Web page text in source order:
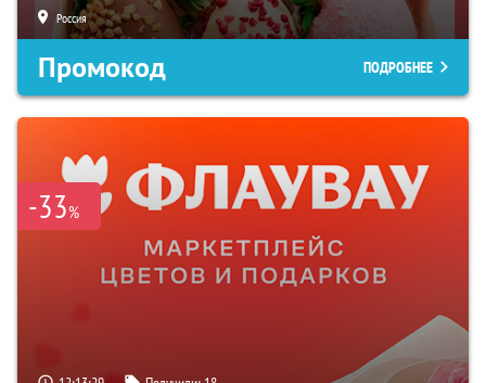
Россия
Промокод ПОДРОБНЕЕ
-33%